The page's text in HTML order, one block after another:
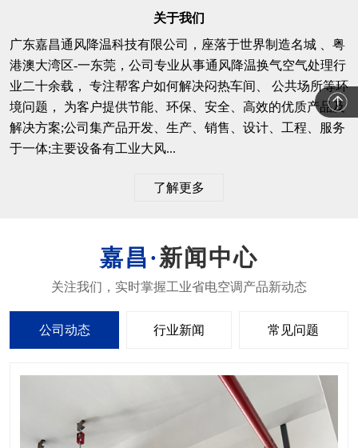
关于我们
广东嘉昌通风降温科技有限公司，座落于世界制造名城 、粤
港澳大湾区-一东莞，公司专业从事通风降温换气空气处理行
业二十余载， 专注帮客户如何解决闷热车间、 公共场所等环
境问题， 为客户提供节能、环保、安全、高效的优质产品及
解决方案;公司集产品开发、生产、销售、设计、工程、服务
于一体;主要设备有工业大风...
了解更多
新闻中心
公司动态 行业新闻 常见问题